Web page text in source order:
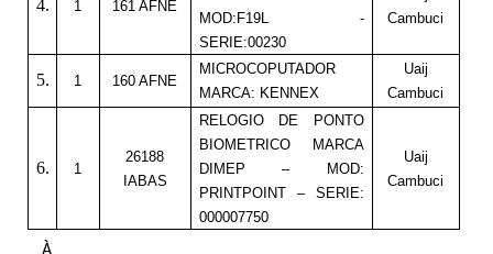
4. 1 161 AFNE
MOD:F19L -
SERIE:00230
Cambuci
5. 1 160 AFNE
MICROCOPUTADOR
MARCA: KENNEX
Uaij
Cambuci
6. 1
26188
IABAS
RELOGIO DE PONTO
BIOMETRICO MARCA
DIMEP – MOD:
PRINTPOINT – SERIE:
000007750
Uaij
Cambuci